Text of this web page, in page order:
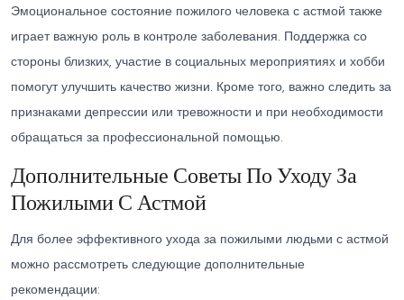
Эмоциональное состояние пожилого человека с астмой также
играет важную роль в контроле заболевания. Поддержка со
стороны близких, участие в социальных мероприятиях и хобби
помогут улучшить качество жизни. Кроме того, важно следить за
признаками депрессии или тревожности и при необходимости
обращаться за профессиональной помощью.
Дополнительные Советы По Уходу За
Пожилыми С Астмой
Для более эффективного ухода за пожилыми людьми с астмой
можно рассмотреть следующие дополнительные
рекомендации: